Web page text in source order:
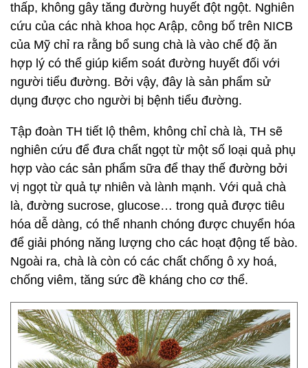
thấp, không gây tăng đường huyết đột ngột. Nghiên
cứu của các nhà khoa học Arập, công bố trên NICB
của Mỹ chỉ ra rằng bổ sung chà là vào chế độ ăn
hợp lý có thể giúp kiểm soát đường huyết đối với
người tiểu đường. Bởi vậy, đây là sản phẩm sử
dụng được cho người bị bệnh tiểu đường.
Tập đoàn TH tiết lộ thêm, không chỉ chà là, TH sẽ
nghiên cứu để đưa chất ngọt từ một số loại quả phụ
hợp vào các sản phẩm sữa để thay thế đường bởi
vị ngọt từ quả tự nhiên và lành mạnh. Với quả chà
là, đường sucrose, glucose… trong quả được tiêu
hóa dễ dàng, có thể nhanh chóng được chuyển hóa
để giải phóng năng lượng cho các hoạt động tế bào.
Ngoài ra, chà là còn có các chất chống ô xy hoá,
chống viêm, tăng sức đề kháng cho cơ thể.